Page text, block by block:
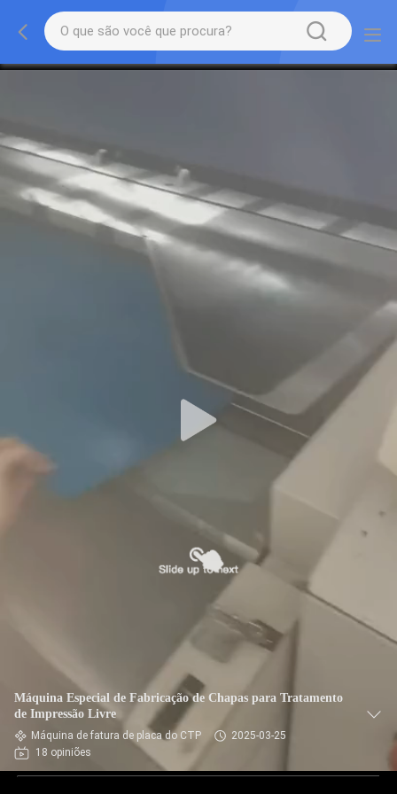
Máquina Especial de Fabricação de Chapas para Tratamento
de Impressão Livre
Máquina de fatura de placa do CTP
2025-03-25
18 opiniões